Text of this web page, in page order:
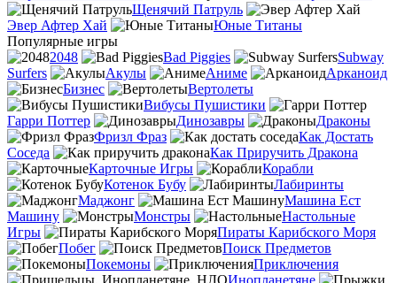
Щенячий Патруль
Эвер Афтер Хай
Юные Титаны
Популярные игры
2048
Bad Piggies
Subway
Surfers
Акулы Аниме
Арканоид
Бизнес
Вертолеты
Вибусы Пушистики
Гарри Поттер
Динозавры
Драконы
Фризл Фраз
Как Достать
Соседа
Как Приручить Дракона
Карточные Игры
Корабли
Котенок Бубу
Лабиринты
Маджонг
Машина Ест
Машину
Монстры
Настольные
Игры
Пираты Карибского Моря
Побег
Поиск Предметов
Покемоны
Приключения